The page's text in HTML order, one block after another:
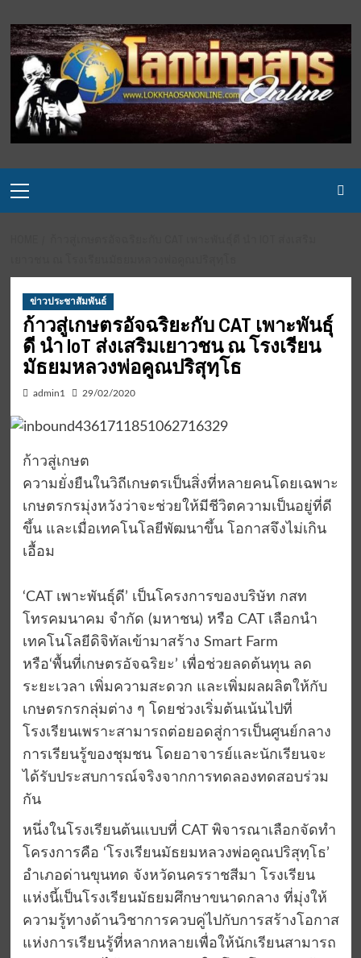
to
content
Menu
ข่าวประชาสัมพันธ์
ก้าวสู่เกษตรอัจฉริยะกับ CAT เพาะพันธุ์
ดี นำ IoT ส่งเสริมเยาวชน ณ โรงเรียน
มัธยมหลวงพ่อคูณปริสุทฺโธ
admin1 29/02/2020
ก้าวสู่เกษต
ความยั่งยืนในวิถีเกษตรเป็นสิ่งที่หลายคนโดยเฉพาะ
เกษตรกรมุ่งหวังว่าจะช่วยให้มีชีวิตความเป็นอยู่ที่ดี
ขึ้น และเมื่อเทคโนโลยีพัฒนาขึ้น โอกาสจึงไม่เกิน
เอื้อม
‘CAT เพาะพันธุ์ดี’ เป็นโครงการของบริษัท กสท
โทรคมนาคม จำกัด (มหาชน) หรือ CAT เลือกนำ
เทคโนโลยีดิจิทัลเข้ามาสร้าง Smart Farm
หรือ‘พื้นที่เกษตรอัจฉริยะ’ เพื่อช่วยลดต้นทุน ลด
ระยะเวลา เพิ่มความสะดวก และเพิ่มผลผลิตให้กับ
เกษตรกรกลุ่มต่าง ๆ โดยช่วงเริ่มต้นเน้นไปที่
โรงเรียนเพราะสามารถต่อยอดสู่การเป็นศูนย์กลาง
การเรียนรู้ของชุมชน โดยอาจารย์และนักเรียนจะ
ได้รับประสบการณ์จริงจากการทดลองทดสอบร่วม
กัน
หนึ่งในโรงเรียนต้นแบบที่ CAT พิจารณาเลือกจัดทำ
โครงการคือ ‘โรงเรียนมัธยมหลวงพ่อคูณปริสุทฺโธ’
อำเภอด่านขุนทด จังหวัดนครราชสีมา โรงเรียน
แห่งนี้เป็นโรงเรียนมัธยมศึกษาขนาดกลาง ที่มุ่งให้
ความรู้ทางด้านวิชาการควบคู่ไปกับการสร้างโอกาส
แห่งการเรียนรู้ที่หลากหลายเพื่อให้นักเรียนสามารถ